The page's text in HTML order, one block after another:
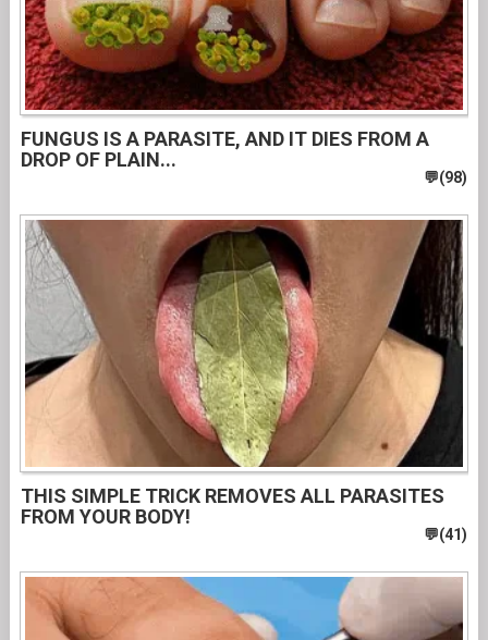
FUNGUS IS A PARASITE, AND IT DIES FROM A
DROP OF PLAIN...
THIS SIMPLE TRICK REMOVES ALL PARASITES
FROM YOUR BODY!